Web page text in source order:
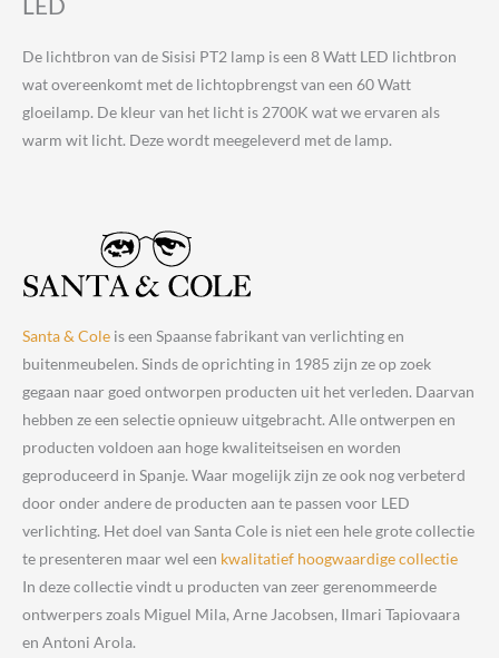
De lichtbron van de Sisisi PT2 lamp is een 8 Watt LED lichtbron
wat overeenkomt met de lichtopbrengst van een 60 Watt
gloeilamp. De kleur van het licht is 2700K wat we ervaren als
warm wit licht. Deze wordt meegeleverd met de lamp.
Santa & Cole is een Spaanse fabrikant van verlichting en
buitenmeubelen. Sinds de oprichting in 1985 zijn ze op zoek
gegaan naar goed ontworpen producten uit het verleden. Daarvan
hebben ze een selectie opnieuw uitgebracht. Alle ontwerpen en
producten voldoen aan hoge kwaliteitseisen en worden
geproduceerd in Spanje. Waar mogelijk zijn ze ook nog verbeterd
door onder andere de producten aan te passen voor LED
verlichting. Het doel van Santa Cole is niet een hele grote collectie
te presenteren maar wel een kwalitatief hoogwaardige collectie
In deze collectie vindt u producten van zeer gerenommeerde
ontwerpers zoals Miguel Mila, Arne Jacobsen, Ilmari Tapiovaara
en Antoni Arola.